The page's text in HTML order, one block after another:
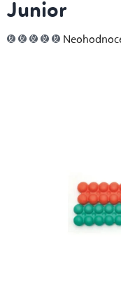
Junior
Průměrné
hodnocení